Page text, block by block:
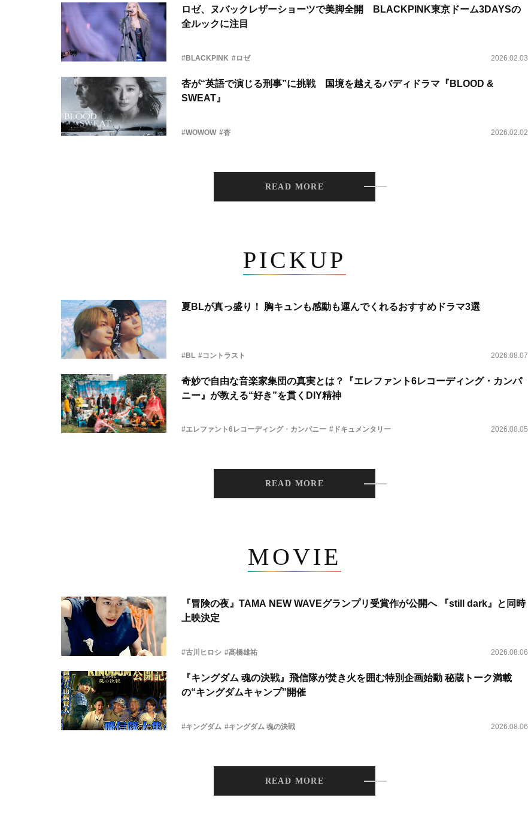
ロゼ、ヌバックレザーショーツで美脚全開 BLACKPINK東京ドーム3DAYSの
全ルックに注目
#BLACKPINK #ロゼ 2026.02.03
杏が“英語で演じる刑事”に挑戦 国境を越えるバディドラマ『BLOOD &
SWEAT』
#WOWOW #杏 2026.02.02
READ MORE
PICKUP
夏BLが真っ盛り！ 胸キュンも感動も運んでくれるおすすめドラマ3選
#BL #コントラスト 2026.08.07
奇妙で自由な音楽家集団の真実とは？『エレファント6レコーディング・カンパ
ニー』が教える“好き”を貫くDIY精神
#エレファント6レコーディング・カンパニー #ドキュメンタリー 2026.08.05
READ MORE
MOVIE
『冒険の夜』TAMA NEW WAVEグランプリ受賞作が公開へ 『still dark』と同時
上映決定
#古川ヒロシ #髙橋雄祐 2026.08.06
『キングダム 魂の決戦』飛信隊が焚き火を囲む特別企画始動 秘蔵トーク満載
の“キングダムキャンプ”開催
#キングダム #キングダム 魂の決戦 2026.08.06
READ MORE